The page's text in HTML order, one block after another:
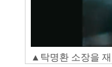
▲탁명환 소장을